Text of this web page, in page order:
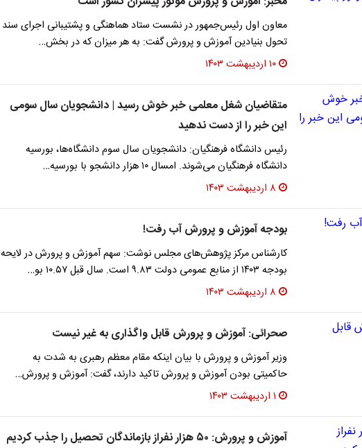
معاون اول رئیس‌جمهور در نشست ستاد هماهنگی و پشتیبانی اجرای سند
تحول بنیادین آموزش و پرورش گفت: به هر میزان که در بخش…
۱۰ اردیبهشت ۱۴۰۳
متقاضیان شغل معلمی خبر خوش رسید | دانشجویان سال سومی
این خبر را از دست ندهید
رئیس دانشگاه فرهنگیان: دانشجویان سال سوم دانشگاه‌ها، بورسیه
دانشگاه فرهنگیان می‌شوند. امسال ۱۰ هزار دانشجو با بورسیه…
۸ اردیبهشت ۱۴۰۳
بودجه آموزش و پرورش آب رفت!
کارشناس مرکز پژوهش‌های مجلس نوشت: سهم آموزش‌ و پرورش در لایحه
بودجه ۱۴۰۳ از منابع عمومی دولت ۹.۸۳ است. سال قبل ۱۰.۵۷ بو…
۸ اردیبهشت ۱۴۰۳
صحرائی: آموزش و پرورش قابل واگذاری به غیر نیست
وزیر آموزش و پرورش با بیان اینکه مقام معظم رهبری به شدت به
حاکمیتی بودن آموزش و پرورش تاکید دارند، گفت: آموزش و پرورش…
۱ اردیبهشت ۱۴۰۳
آموزش و پرورش: ۵۰ هزار نفراز بازماندگان تحصیل را جذب کردیم